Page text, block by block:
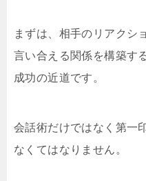
まずは、相手のリアクシ
言い合える関係を構築す
成功の近道です。
会話術だけではなく第一
なくてはなりません。